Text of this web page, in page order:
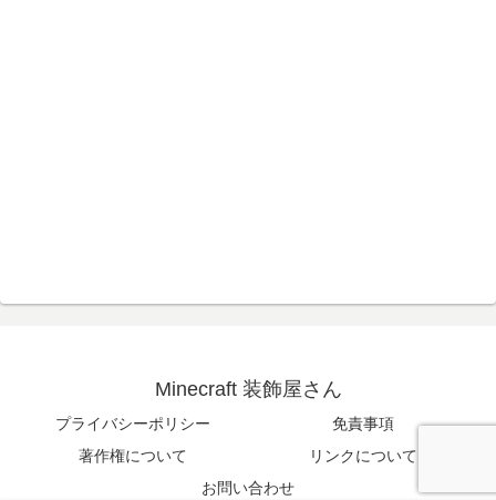
Minecraft 装飾屋さん
プライバシーポリシー
免責事項
著作権について
リンクについて
お問い合わせ